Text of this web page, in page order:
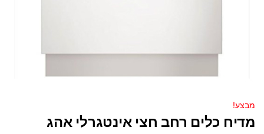
מבצע!
מדיח כלים רחב חצי אינטגרלי אהג